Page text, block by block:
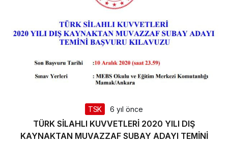
TSK 6 yıl önce
TÜRK SİLAHLI KUVVETLERİ 2020 YILI DIŞ
KAYNAKTAN MUVAZZAF SUBAY ADAYI TEMİNİ